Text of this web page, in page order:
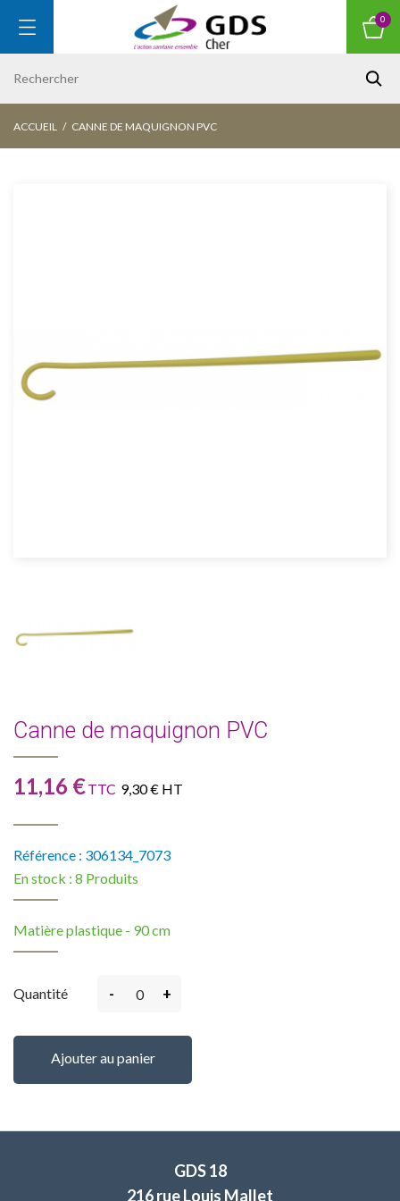
0
ACCUEIL CANNE DE MAQUIGNON PVC
Canne de maquignon PVC
11,16 €TTC 9,30 € HT
Référence : 306134_7073
En stock : 8 Produits
Matière plastique - 90 cm
Quantité - +
Ajouter au panier
GDS 18
216 rue Louis Mallet